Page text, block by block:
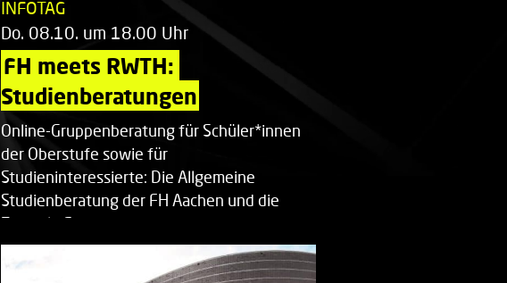
INFOTAG
Do. 08.10. um 18.00 Uhr
FH meets RWTH:
Studienberatungen
Online-Gruppenberatung für Schüler*innen
der Oberstufe sowie für
Studieninteressierte: Die Allgemeine
Studienberatung der FH Aachen und die
Zentrale Studienberatung…